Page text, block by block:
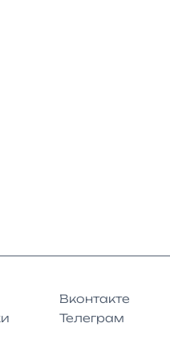
Вконтакте
Телеграм